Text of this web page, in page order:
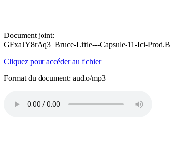
Document joint:
GFxaJY8rAq3_Bruce-Little---Capsule-11-Ici-
Cliquez pour accéder au fichier
Format du document: audio/mp3